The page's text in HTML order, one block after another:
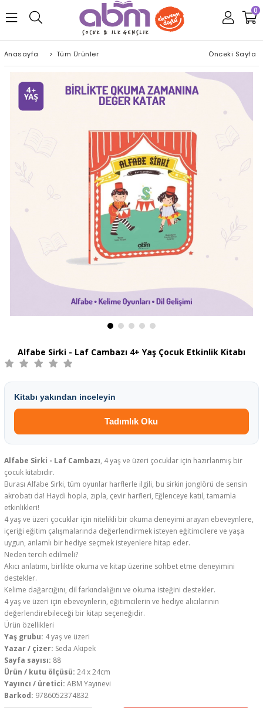
0
Anasayfa > Tüm Ürünler Önceki Sayfa
Alfabe Sirki - Laf Cambazı 4+ Yaş Çocuk Etkinlik Kitabı
Kitabı yakından inceleyin
Tadımlık Oku
Alfabe Sirki - Laf Cambazı, 4 yaş ve üzeri çocuklar için hazırlanmış bir
çocuk kitabıdır.
Burası Alfabe Sirki, tüm oyunlar harflerle ilgili, bu sirkin jonglörü de sensin
akrobatı da! Haydi hopla, zıpla, çevir harfleri, Eğlenceye katıl, tamamla
etkinlikleri!
4 yaş ve üzeri çocuklar için nitelikli bir okuma deneyimi arayan ebeveynlere,
içeriği eğitim çalışmalarında değerlendirmek isteyen eğitimcilere ve yaşa
uygun, anlamlı bir hediye seçmek isteyenlere hitap eder.
Neden tercih edilmeli?
Akıcı anlatımı, birlikte okuma ve kitap üzerine sohbet etme deneyimini
destekler.
Kelime dağarcığını, dil farkındalığını ve okuma isteğini destekler.
4 yaş ve üzeri için ebeveynlerin, eğitimcilerin ve hediye alıcılarının
değerlendirebileceği bir kitap seçeneğidir.
Ürün özellikleri
Yaş grubu: 4 yaş ve üzeri
Yazar / çizer: Seda Akipek
Sayfa sayısı: 88
Ürün / kutu ölçüsü: 24 x 24cm
Yayıncı / üretici: ABM Yayınevi
Barkod: 9786052374832